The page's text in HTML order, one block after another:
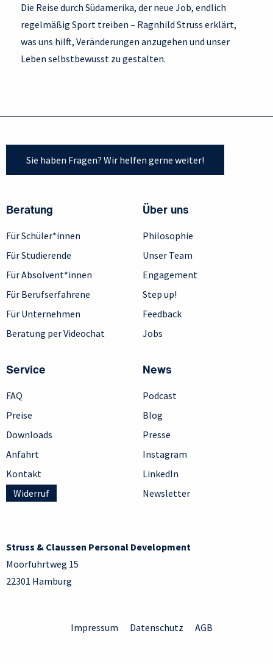
Die Reise durch Südamerika, der neue Job, endlich
regelmäßig Sport treiben – Ragnhild Struss erklärt,
was uns hilft, Veränderungen anzugehen und unser
Leben selbstbewusst zu gestalten.
Sie haben Fragen? Wir helfen gerne weiter!
Beratung
Für Schüler*innen
Für Studierende
Für Absolvent*innen
Für Berufserfahrene
Für Unternehmen
Beratung per Videochat
Über uns
Philosophie
Unser Team
Engagement
Step up!
Feedback
Jobs
Service
FAQ
Preise
Downloads
Anfahrt
Kontakt
Widerruf
News
Podcast
Blog
Presse
Instagram
LinkedIn
Newsletter
Struss & Claussen Personal Development
Moorfuhrtweg 15
22301 Hamburg
Impressum Datenschutz AGB